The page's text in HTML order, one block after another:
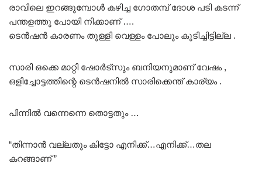
രാവിലെ ഇറങ്ങുമ്പോൾ കഴിച്ച ഗോതമ്പ് ദോശ പടി കടന്ന്
പന്തളത്തു പോയി നിക്കാണ് ….
ടെൻഷൻ കാരണം തുള്ളി വെള്ളം പോലും കുടിച്ചിട്ടില്ല .
സാരി ഒക്കെ മാറ്റി ഷോർട്സും ബനിയനുമാണ് വേഷം ,
ഒളിച്ചോട്ടത്തിന്റെ ടെൻഷനിൽ സാരിക്കെന്ത് കാര്യം .
പിന്നിൽ വന്നെന്നെ തൊട്ടതും …
“തിന്നാൻ വല്ലതും കിട്ടോ എനിക്ക്…എനിക്ക്…തല
കറങ്ങാണ് ”